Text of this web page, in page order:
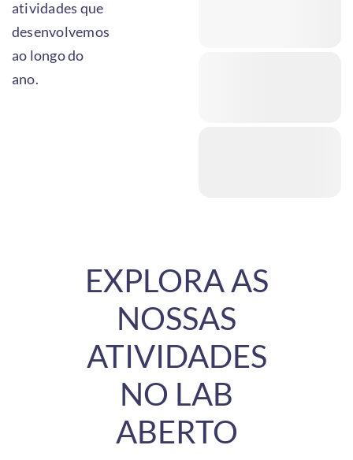
atividades que
desenvolvemos
ao longo do
ano.
EXPLORA AS
NOSSAS
ATIVIDADES
NO LAB
ABERTO